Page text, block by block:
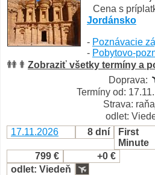
Cena s
Jordánsko
- Poznávacie
- Pobytovo-
Zobraziť všetky termíny a
Doprava:
Termíny od:
Strava:
odlet:
17.11.2026
8 dní
First
Minute
799 €
+0 €
odlet: Viedeň